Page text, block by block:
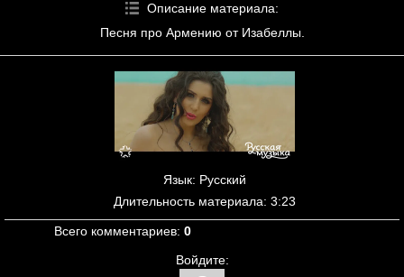
Описание материала:
Песня про Армению от Изабеллы.
Язык: Русский
Длительность материала: 3:23
Всего комментариев: 0
Войдите: